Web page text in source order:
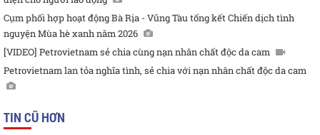
Cụm phối hợp hoạt động Bà Rịa - Vũng Tàu tổng kết Chiến dịch tình
nguyện Mùa hè xanh năm 2026
[VIDEO] Petrovietnam sẻ chia cùng nạn nhân chất độc da cam
Petrovietnam lan tỏa nghĩa tình, sẻ chia với nạn nhân chất độc da cam
TIN CŨ HƠN